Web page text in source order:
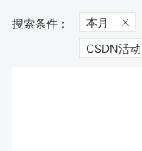
本月 
CSDN活动